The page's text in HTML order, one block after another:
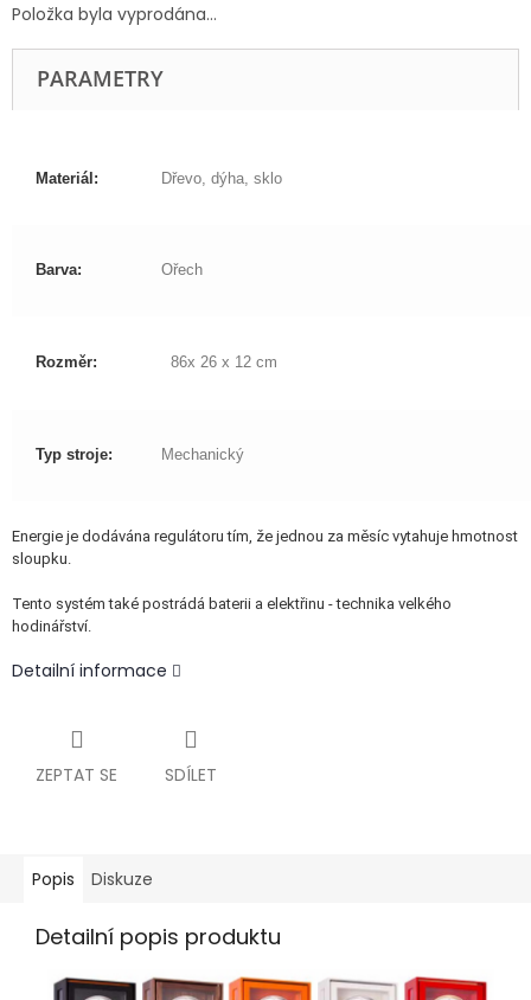
Položka byla vyprodána…
PARAMETRY
Materiál: Dřevo, dýha, sklo
Barva: Ořech
Rozměr: 86x 26 x 12 cm
Typ stroje: Mechanický
Energie je dodávána regulátoru tím, že jednou za měsíc vytahuje hmotnost
sloupku.
Tento systém také postrádá baterii a elektřinu - technika velkého
hodinářství.
Detailní informace
ZEPTAT SE SDÍLET
Popis Diskuze
Detailní popis produktu